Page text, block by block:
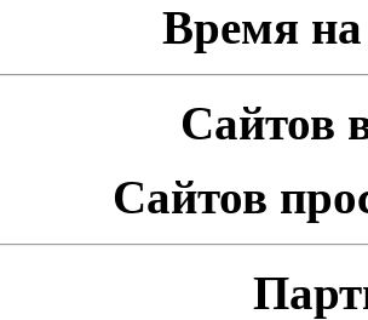
Время на
Сайтов
Сайтов